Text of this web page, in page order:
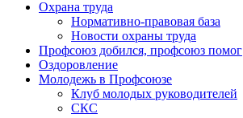
Охрана труда
Нормативно-правовая база
Новости охраны труда
Профсоюз добился, профсоюз помог
Оздоровление
Молодежь в Профсоюзе
Клуб молодых руководителей
СКС